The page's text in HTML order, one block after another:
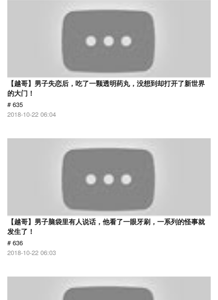
【越哥】男子失恋后，吃了一颗透明药丸，没想到却打开了新世界
的大门！
# 635
2018-10-22 06:04
【越哥】男子脑袋里有人说话，他看了一眼牙刷，一系列的怪事就
发生了！
# 636
2018-10-22 06:03